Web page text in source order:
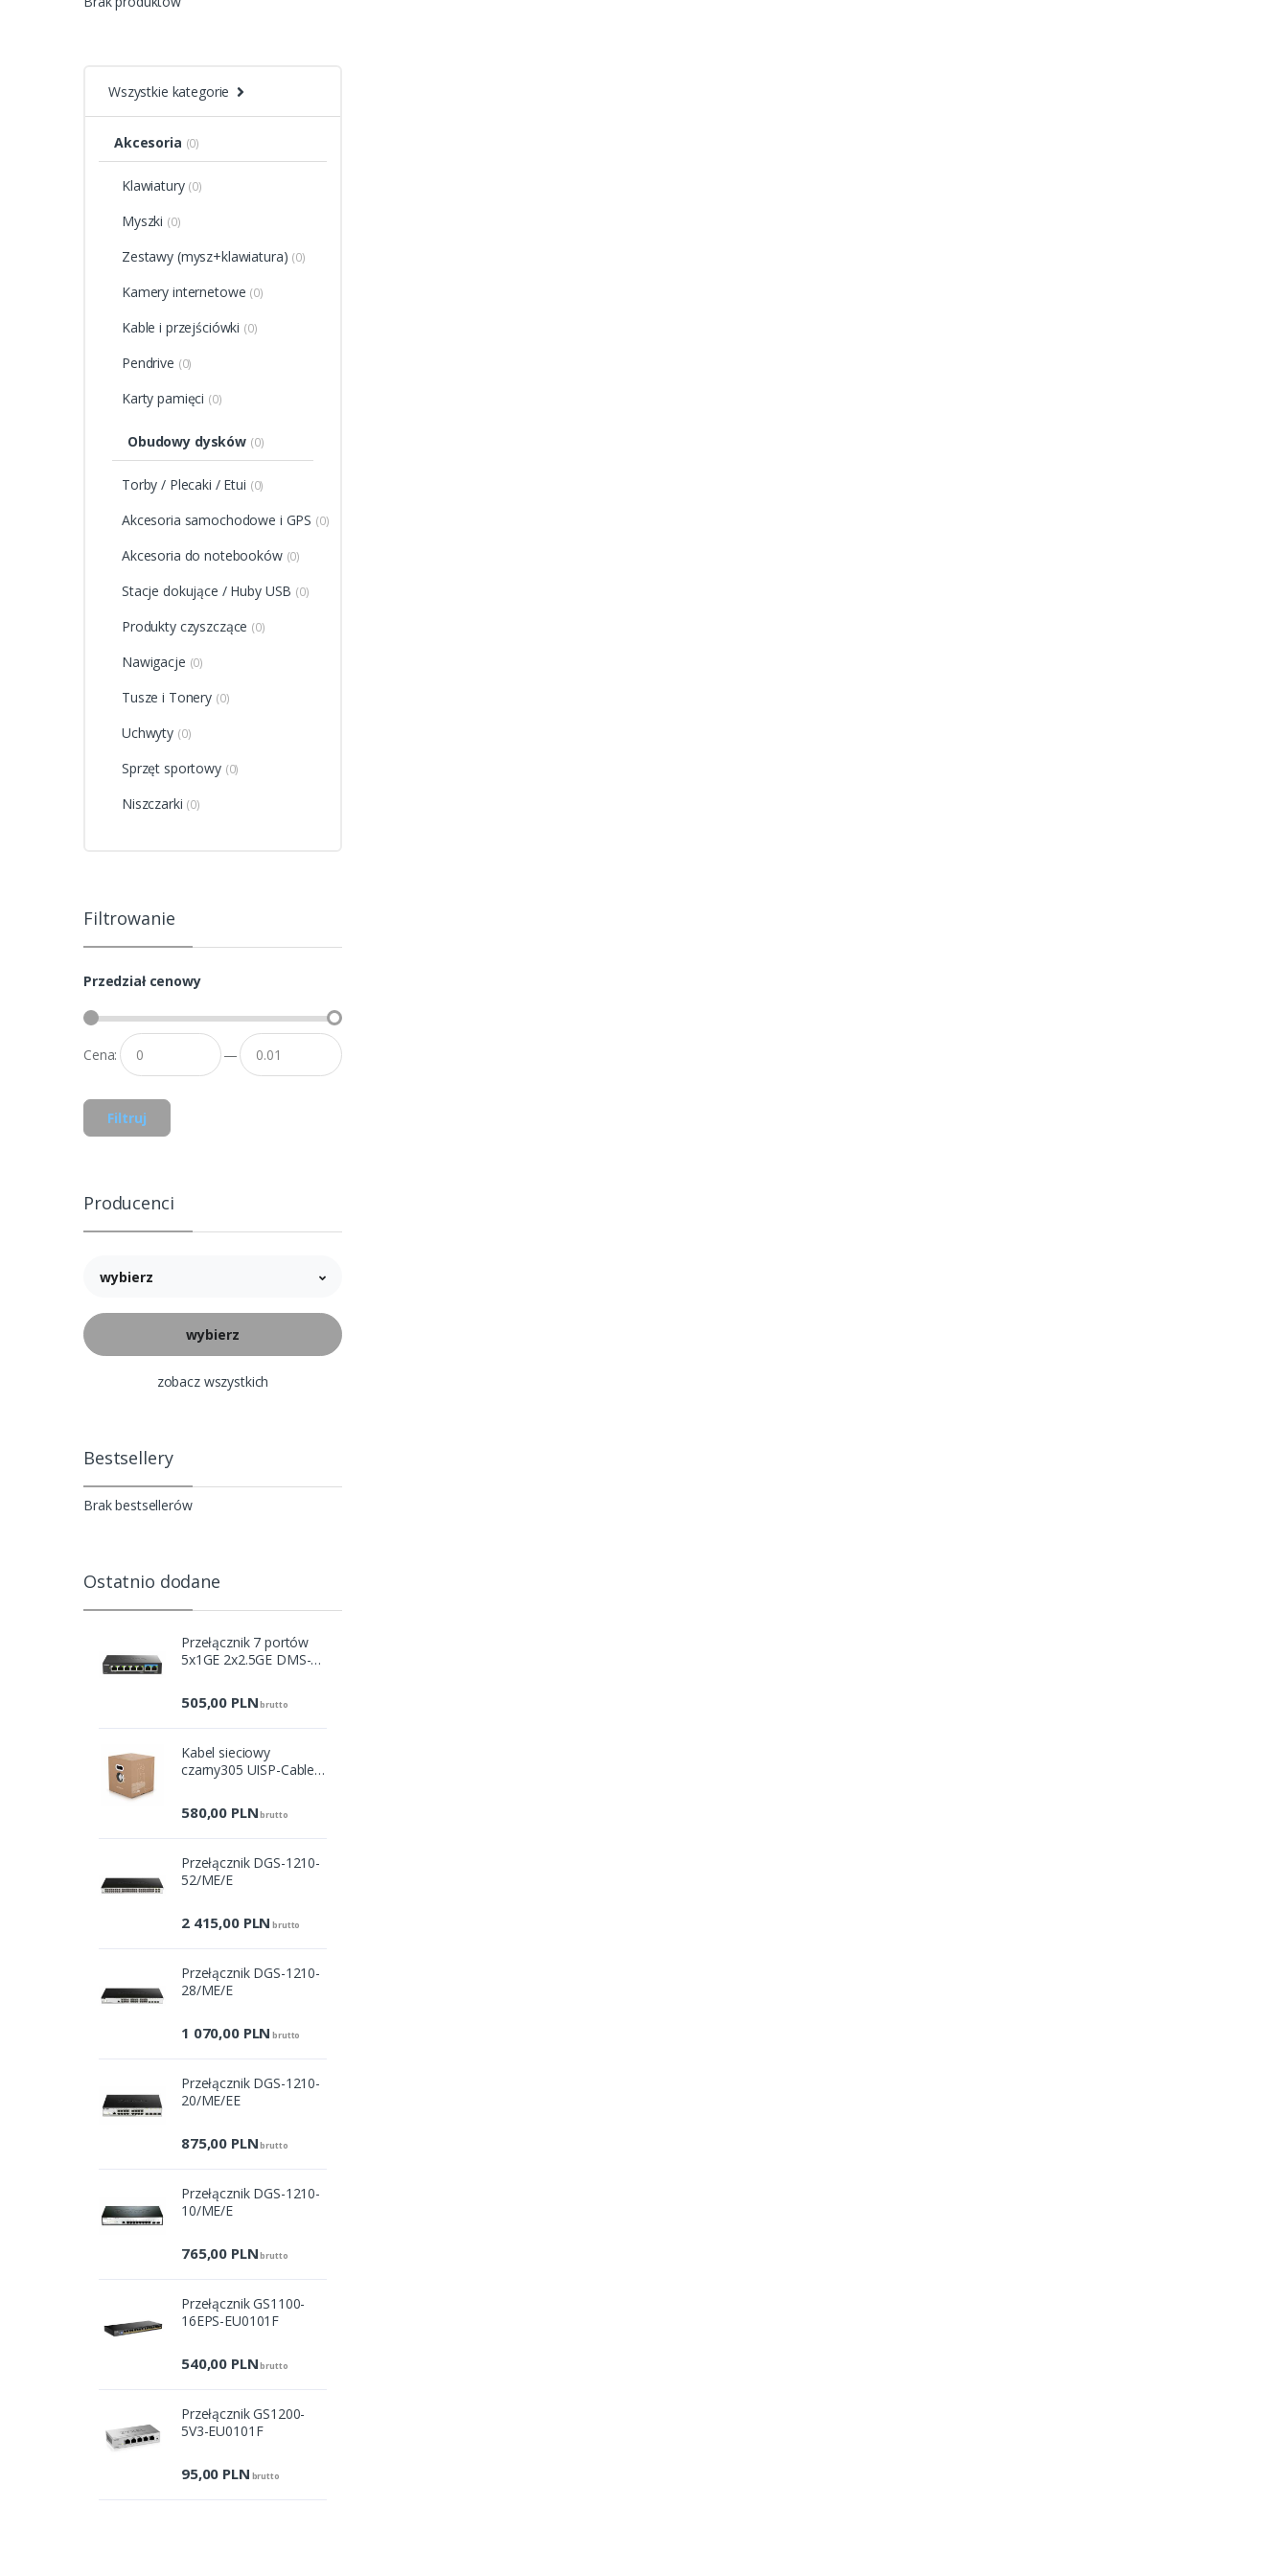
Wszystkie kategorie
Akcesoria (0)
Klawiatury (0)
Myszki (0)
Zestawy (mysz+klawiatura) (0)
Kamery internetowe (0)
Kable i przejściówki (0)
Pendrive (0)
Karty pamięci (0)
Obudowy dysków (0)
Torby / Plecaki / Etui (0)
Akcesoria samochodowe i GPS (0)
Akcesoria do notebooków (0)
Stacje dokujące / Huby USB (0)
Produkty czyszczące (0)
Nawigacje (0)
Tusze i Tonery (0)
Uchwyty (0)
Sprzęt sportowy (0)
Niszczarki (0)
Filtrowanie
Przedział cenowy
Cena: —
Filtruj
Producenci
wybierz
zobacz wszystkich
Bestsellery
Brak bestsellerów
Ostatnio dodane
Przełącznik 7 portów
5x1GE 2x2.5GE DMS-
505,00 PLNbrutto
Kabel sieciowy
czarny305 UISP-Cable-
580,00 PLNbrutto
Przełącznik DGS-1210-
52/ME/E
2 415,00 PLN brutto
Przełącznik DGS-1210-
28/ME/E
1 070,00 PLN brutto
Przełącznik DGS-1210-
20/ME/EE
875,00 PLNbrutto
Przełącznik DGS-1210-
10/ME/E
765,00 PLNbrutto
Przełącznik GS1100-
16EPS-EU0101F
540,00 PLNbrutto
Przełącznik GS1200-
5V3-EU0101F
95,00 PLN brutto